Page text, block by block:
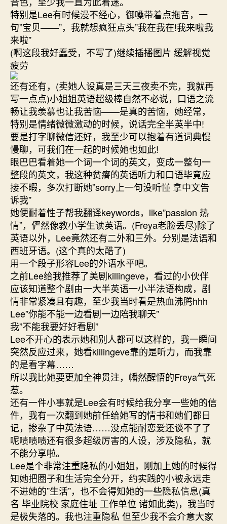
特别是Lee有时候漫不经心，御嗓带着点拖音，一
句”宝贝——”，我就想疯狂点头”我在我在!我来啦我
来啦”
(啊这段我好蠢受，不写了)继续插播图片 缓解视觉
疲劳
还有还有，(卖她人设真是三天三夜卖不完，我就再
写一点点)小姐姐英语超级棒自然不必说，口语之流
畅让我羡慕也让我苦恼——是真的苦恼，她经常，
特别是情绪微微激动的时候，说话完全半英半中!
要是打字聊微信还好，我至少可以抱着有道词典慢
慢聊，可我们在一起的时候她也如此!
眼巴巴看着她一个词一个词的英文，变成一整句一
整段的英文，我这种贫瘠的英语听力和口语毕竟应
接不暇，多次打断她”sorry上一句没听懂 拿中文告
诉我”
她便耐着性子帮我翻译keywords，like”passion 热
情”，俨然像教小学生读英语。(Freya老脸丢尽)除了
英语以外，Lee竟然还有二外和三外。分别是法语和
西班牙语。(这个真的太酷了)
用一个段子形容Lee的外语水平吧。
之前Lee给我推荐了美剧killingeve，看过的小伙伴
应该知道整个剧由一大半英语一小半法语构成，剧
情非常紧凑且有趣，至少我当时看是热血沸腾hhh
Lee”你能不能一边看剧一边陪我聊天”
我”不能我要好好看剧”
Lee不开心的表示她和别人都可以这样的，我一瞬间
突然反应过来，她看killingeve靠的是听力，而我靠
的是看字幕……
所以我比她要更加全神贯注，幡然醒悟的Freya气死
惹。
还有一件小事就是Lee会有时候给我分享一些她的信
件，我有一次翻到她前任给她写的情书和她们都日
记，掺杂了中英法语……没点能耐恋爱还谈不了了
呢啧啧啧还有很多超级厉害的人设，涉及隐私，就
不能分享啦。
Lee是个非常注重隐私的小姐姐，刚加上她的时候得
知她把圈子和生活完全分开，约实践的小被永远走
不进她的”生活”，也不会得知她的一些隐私信息(真
名 毕业院校 家庭住址 工作单位 诸如此类)，我当时
是极失落的。我也注重隐私 但至少我不会介意大家